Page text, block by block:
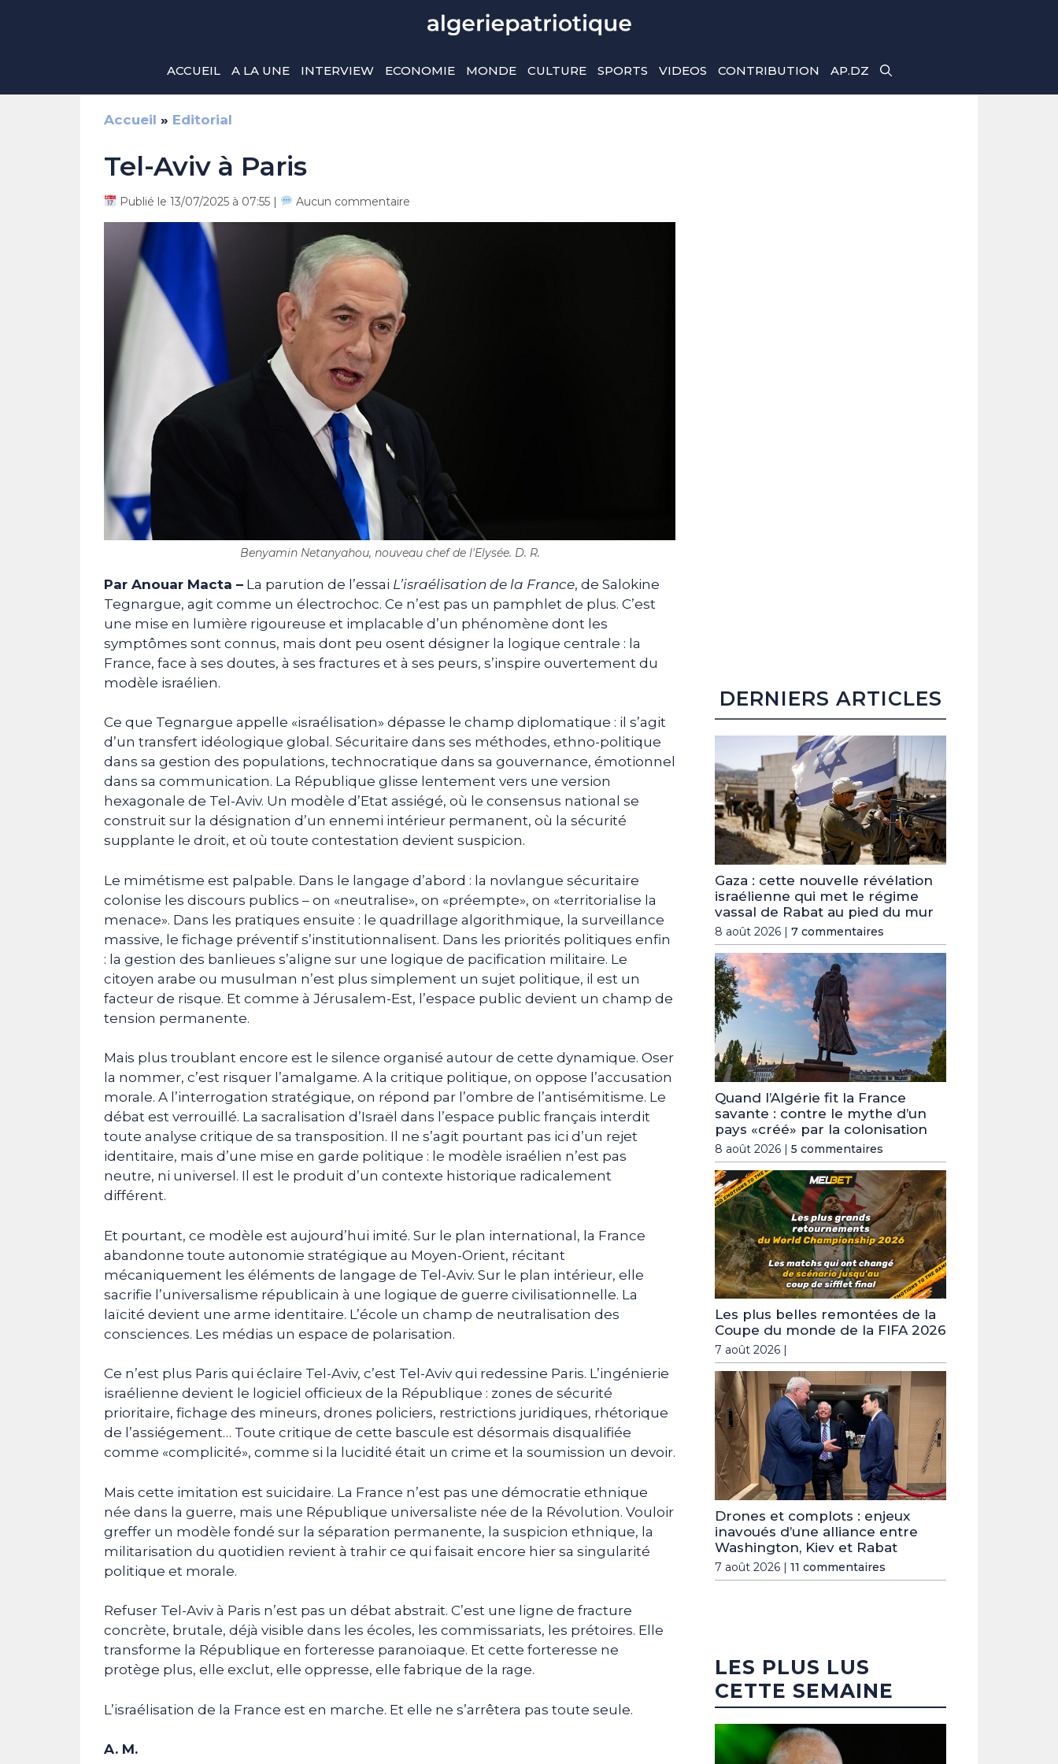
ACCUEIL A LA UNE INTERVIEW ECONOMIE MONDE CULTURE SPORTS VIDEOS CONTRIBUTION AP.DZ
Accueil » Editorial
Tel-Aviv à Paris
Publié le 13/07/2025 à 07:55 | Aucun commentaire
Benyamin Netanyahou, nouveau chef de l'Elysée. D. R.
Par Anouar Macta – La parution de l’essai L’israélisation de la France, de Salokine
Tegnargue, agit comme un électrochoc. Ce n’est pas un pamphlet de plus. C’est
une mise en lumière rigoureuse et implacable d’un phénomène dont les
symptômes sont connus, mais dont peu osent désigner la logique centrale : la
France, face à ses doutes, à ses fractures et à ses peurs, s’inspire ouvertement du
modèle israélien.
Ce que Tegnargue appelle «israélisation» dépasse le champ diplomatique : il s’agit
d’un transfert idéologique global. Sécuritaire dans ses méthodes, ethno-politique
dans sa gestion des populations, technocratique dans sa gouvernance, émotionnel
dans sa communication. La République glisse lentement vers une version
hexagonale de Tel-Aviv. Un modèle d’Etat assiégé, où le consensus national se
construit sur la désignation d’un ennemi intérieur permanent, où la sécurité
supplante le droit, et où toute contestation devient suspicion.
Le mimétisme est palpable. Dans le langage d’abord : la novlangue sécuritaire
colonise les discours publics – on «neutralise», on «préempte», on «territorialise la
menace». Dans les pratiques ensuite : le quadrillage algorithmique, la surveillance
massive, le fichage préventif s’institutionnalisent. Dans les priorités politiques enfin
: la gestion des banlieues s’aligne sur une logique de pacification militaire. Le
citoyen arabe ou musulman n’est plus simplement un sujet politique, il est un
facteur de risque. Et comme à Jérusalem-Est, l’espace public devient un champ de
tension permanente.
Mais plus troublant encore est le silence organisé autour de cette dynamique. Oser
la nommer, c’est risquer l’amalgame. A la critique politique, on oppose l’accusation
morale. A l’interrogation stratégique, on répond par l’ombre de l’antisémitisme. Le
débat est verrouillé. La sacralisation d’Israël dans l’espace public français interdit
toute analyse critique de sa transposition. Il ne s’agit pourtant pas ici d’un rejet
identitaire, mais d’une mise en garde politique : le modèle israélien n’est pas
neutre, ni universel. Il est le produit d’un contexte historique radicalement
différent.
Et pourtant, ce modèle est aujourd’hui imité. Sur le plan international, la France
abandonne toute autonomie stratégique au Moyen-Orient, récitant
mécaniquement les éléments de langage de Tel-Aviv. Sur le plan intérieur, elle
sacrifie l’universalisme républicain à une logique de guerre civilisationnelle. La
laïcité devient une arme identitaire. L’école un champ de neutralisation des
consciences. Les médias un espace de polarisation.
Ce n’est plus Paris qui éclaire Tel-Aviv, c’est Tel-Aviv qui redessine Paris. L’ingénierie
israélienne devient le logiciel officieux de la République : zones de sécurité
prioritaire, fichage des mineurs, drones policiers, restrictions juridiques, rhétorique
de l’assiégement… Toute critique de cette bascule est désormais disqualifiée
comme «complicité», comme si la lucidité était un crime et la soumission un devoir.
Mais cette imitation est suicidaire. La France n’est pas une démocratie ethnique
née dans la guerre, mais une République universaliste née de la Révolution. Vouloir
greffer un modèle fondé sur la séparation permanente, la suspicion ethnique, la
militarisation du quotidien revient à trahir ce qui faisait encore hier sa singularité
politique et morale.
Refuser Tel-Aviv à Paris n’est pas un débat abstrait. C’est une ligne de fracture
concrète, brutale, déjà visible dans les écoles, les commissariats, les prétoires. Elle
transforme la République en forteresse paranoïaque. Et cette forteresse ne
protège plus, elle exclut, elle oppresse, elle fabrique de la rage.
L’israélisation de la France est en marche. Et elle ne s’arrêtera pas toute seule.
A. M.
DERNIERS ARTICLES
Gaza : cette nouvelle révélation
israélienne qui met le régime
vassal de Rabat au pied du mur
8 août 2026 | 7 commentaires
Quand l’Algérie fit la France
savante : contre le mythe d’un
pays «créé» par la colonisation
8 août 2026 | 5 commentaires
Les plus belles remontées de la
Coupe du monde de la FIFA 2026
7 août 2026 |
Drones et complots : enjeux
inavoués d’une alliance entre
Washington, Kiev et Rabat
7 août 2026 | 11 commentaires
LES PLUS LUS
CETTE SEMAINE